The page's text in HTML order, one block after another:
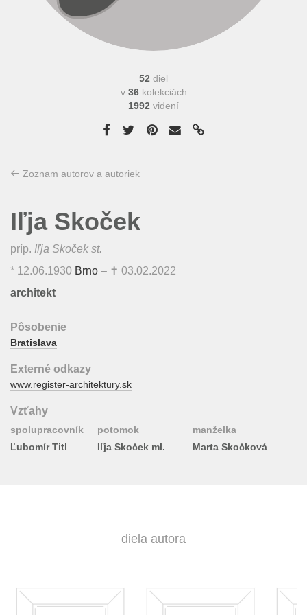
52 diel
v 36kolekciách
1992 videní
Zoznam autorov a autoriek
Iľja Skoček
príp. Iľja Skoček st.
* 12.06.1930 Brno – ✝ 03.02.2022
architekt
Pôsobenie
Bratislava
Externé odkazy
www.register-architektury.sk
Vzťahy
spolupracovník potomok
manželka
Ľubomír Titl
Iľja Skoček ml. Marta Skočková
diela autora